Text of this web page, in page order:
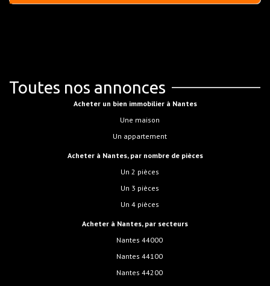
Toutes nos annonces
Acheter un bien immobilier à Nantes
Une maison
Un appartement
Acheter à Nantes, par nombre de pièces
Un 2 pièces
Un 3 pièces
Un 4 pièces
Acheter à Nantes, par secteurs
Nantes 44000
Nantes 44100
Nantes 44200